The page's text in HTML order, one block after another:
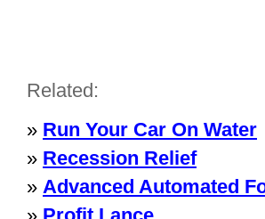
Related:
» Run Your Car On Water
» Recession Relief
» Advanced Automated